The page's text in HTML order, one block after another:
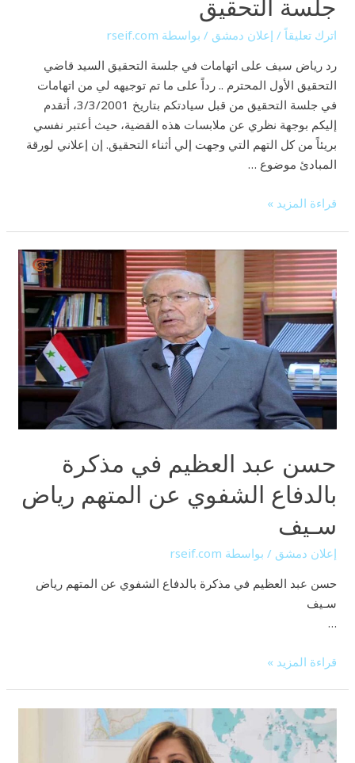
جلسة التحقيق
اترك تعليقاً / إعلان دمشق / بواسطة rseif.com
رد رياض سيف على اتهامات في جلسة التحقيق السيد قاضي
التحقيق الأول المحترم .. رداً على ما تم توجيهه لي من اتهامات
في جلسة التحقيق من قبل سيادتكم بتاريخ 3/3/2001، أتقدم
إليكم بوجهة نظري عن ملابسات هذه القضية، حيث أعتبر نفسي
بريئاً من كل التهم التي وجهت إلي أثناء التحقيق. إن إعلاني لورقة
المبادئ موضوع …
قراءة المزيد »
حسن عبد العظيم في مذكرة
بالدفاع الشفوي عن المتهم رياض
سـيف
إعلان دمشق / بواسطة rseif.com
حسن عبد العظيم في مذكرة بالدفاع الشفوي عن المتهم رياض
سـيف
…
حسن
عبد
العظيم
في
مذكرة
بالدفاع
الشفوي
عن
المتهم
قراءة المزيد »
كلمة
جمانة
سيف